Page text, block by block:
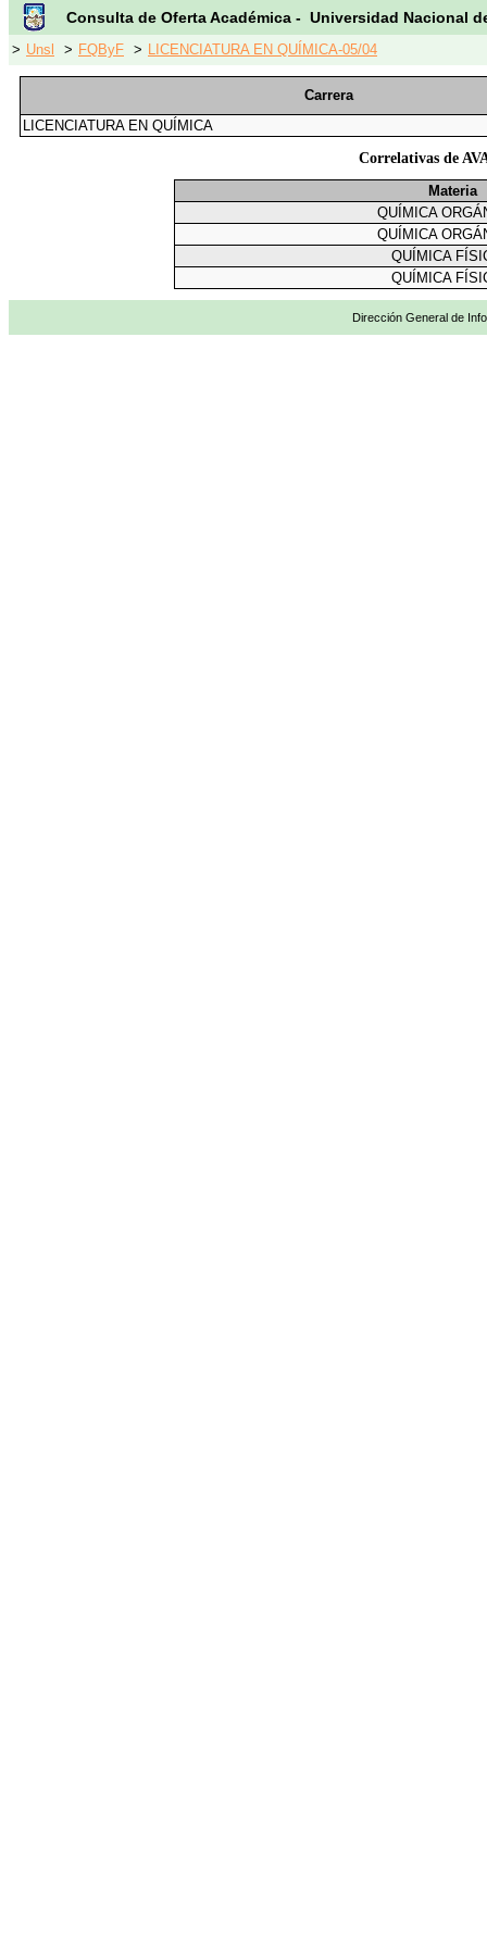
Consulta de Oferta Académica - Universidad Nacional
> Unsl > FQByF > LICENCIATURA EN QUÍMICA-05/04
Carrera
LICENCIATURA EN QUÍMICA
Correlativas de
Materia
QUÍMICA
QUÍMICA
QUÍMICA
QUÍMICA
Dirección General de